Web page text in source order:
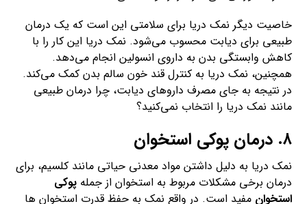
خاصیت دیگر نمک دریا برای سلامتی این است که یک درمان
طبیعی برای دیابت محسوب می‌شود. نمک دریا این کار را با
کاهش وابستگی بدن به داروی انسولین انجام می‌دهد.
همچنین، نمک دریا به کنترل قند خون سالم بدن کمک می‌کند.
در نتیجه به جای مصرف داروهای دیابت، چرا درمان طبیعی
مانند نمک دریا را انتخاب نمی‌کنید؟
۸. درمان پوکی استخوان
نمک دریا به دلیل داشتن مواد معدنی حیاتی مانند کلسیم، برای
درمان برخی مشکلات مربوط به استخوان از جملهپوکی
استخوان مفید است. در واقع نمک به حفظ قدرت استخوان ها